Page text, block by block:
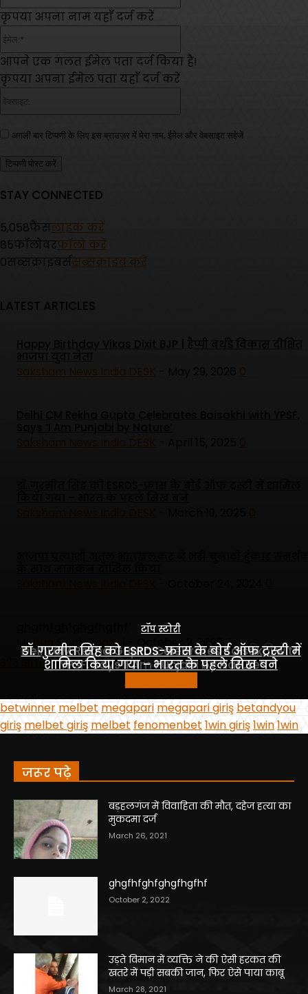
जरूर पढ़े
बड़हलगंज में विवाहिता की मौत, दहेज हत्या का
मुकदमा दर्ज
March 26, 2021
ghgfhfghfghgfhgfhf
October 2, 2022
उड़ते विमान में व्यक्ति ने की ऐसी हरकत की
खतरे में पड़ी सबकी जान, फिर ऐसे पाया काबू
March 28, 2021